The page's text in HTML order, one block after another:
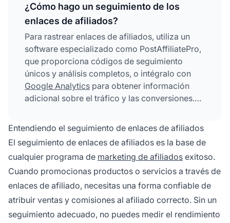
¿Cómo hago un seguimiento de los
enlaces de afiliados?
Para rastrear enlaces de afiliados, utiliza un
software especializado como PostAffiliatePro,
que proporciona códigos de seguimiento
únicos y análisis completos, o intégralo con
Google Analytics para obtener información
adicional sobre el tráfico y las conversiones.
conversiones e ingresos de tus campañas de
afiliados.
Entendiendo el seguimiento de enlaces de afiliados
El seguimiento de enlaces de afiliados es la base de
cualquier programa de marketing de afiliados exitoso.
Cuando promocionas productos o servicios a través de
enlaces de afiliado, necesitas una forma confiable de
atribuir ventas y comisiones al afiliado correcto. Sin un
seguimiento adecuado, no puedes medir el rendimiento